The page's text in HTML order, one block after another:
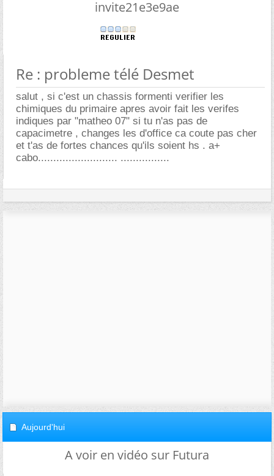
invite21e3e9ae
Re : probleme télé Desmet
salut , si c'est un chassis formenti verifier les
chimiques du primaire apres avoir fait les verifes
indiques par "matheo 07" si tu n'as pas de
capacimetre , changes les d'office ca coute pas cher
et t'as de fortes chances qu'ils soient hs . a+
cabo.......................... ................
Aujourd'hui
A voir en vidéo sur Futura